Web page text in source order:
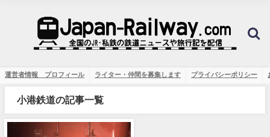
運営者情報 プロフィール ライター・仲間を募集します プライバシーポリシー
小港鉄道の記事一覧